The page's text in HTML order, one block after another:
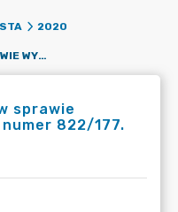
2020
OR.0050.1104.2020_SM W SPRAWIE WYDZIERŻAWIENIA DZIAŁKI NUMER 822/177.
sprawie
822/177.